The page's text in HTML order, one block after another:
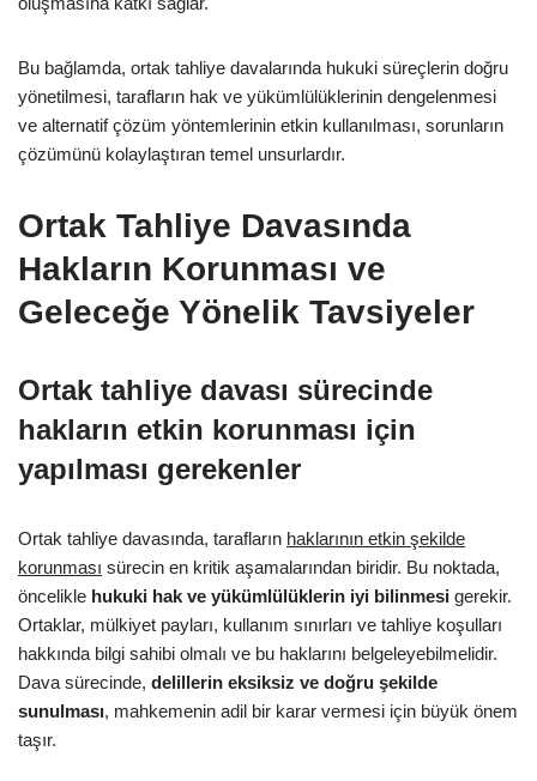
Bu bağlamda, ortak tahliye davalarında hukuki süreçlerin doğru
yönetilmesi, tarafların hak ve yükümlülüklerinin dengelenmesi
ve alternatif çözüm yöntemlerinin etkin kullanılması, sorunların
çözümünü kolaylaştıran temel unsurlardır.
Ortak Tahliye Davasında
Hakların Korunması ve
Geleceğe Yönelik Tavsiyeler
Ortak tahliye davası sürecinde
hakların etkin korunması için
yapılması gerekenler
Ortak tahliye davasında, tarafların haklarının etkin şekilde
korunması sürecin en kritik aşamalarından biridir. Bu noktada,
öncelikle hukuki hak ve yükümlülüklerin iyi bilinmesi gerekir.
Ortaklar, mülkiyet payları, kullanım sınırları ve tahliye koşulları
hakkında bilgi sahibi olmalı ve bu haklarını belgeleyebilmelidir.
Dava sürecinde, delillerin eksiksiz ve doğru şekilde
sunulması, mahkemenin adil bir karar vermesi için büyük önem
taşır.